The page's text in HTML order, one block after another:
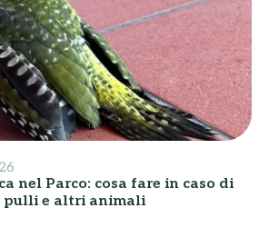
nel Parco: cosa fare in caso di
pulli e altri animali